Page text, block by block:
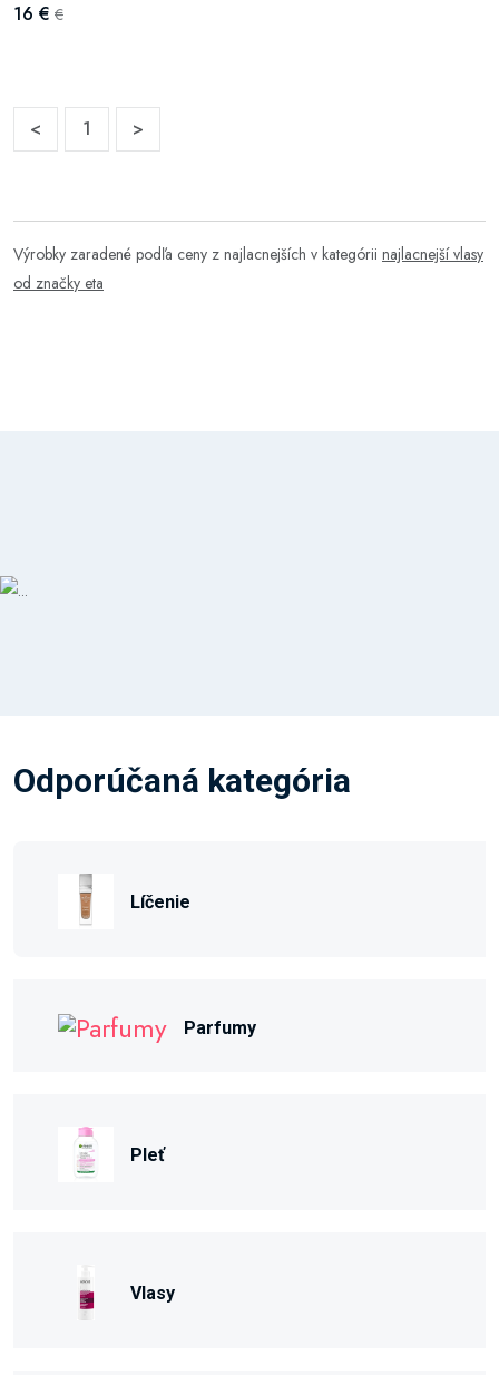
16 € €
< 1 >
Výrobky zaradené podľa ceny z najlacnejších v kategórii najlacnejší vlasy
od značky eta
Odporúčaná kategória
Líčenie
Parfumy
Pleť
Vlasy